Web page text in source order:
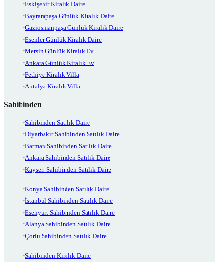
Eskişehir Kiralık Daire
Bayrampaşa Günlük Kiralık Daire
Gaziosmanpaşa Günlük Kiralık Daire
Esenler Günlük Kiralık Daire
Mersin Günlük Kiralık Ev
Ankara Günlük Kiralık Ev
Fethiye Kiralık Villa
Antalya Kiralık Villa
Sahibinden
Sahibinden Satılık Daire
Diyarbakır Sahibinden Satılık Daire
Batman Sahibinden Satılık Daire
Ankara Sahibinden Satılık Daire
Kayseri Sahibinden Satılık Daire
Konya Sahibinden Satılık Daire
İstanbul Sahibinden Satılık Daire
Esenyurt Sahibinden Satılık Daire
Alanya Sahibinden Satılık Daire
Çorlu Sahibinden Satılık Daire
Sahibinden Kiralık Daire